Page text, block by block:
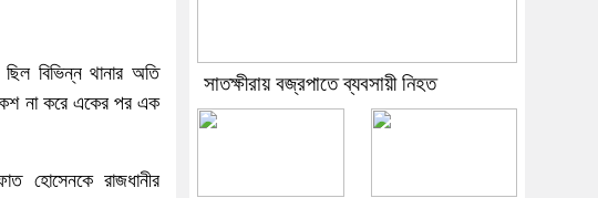
বিভিন্ন থানার অতি
না করে একের পর এক
হোসেনকে রাজধানীর
সাতক্ষীরায় বজ্রপাতে ব্যবসায়ী নিহত